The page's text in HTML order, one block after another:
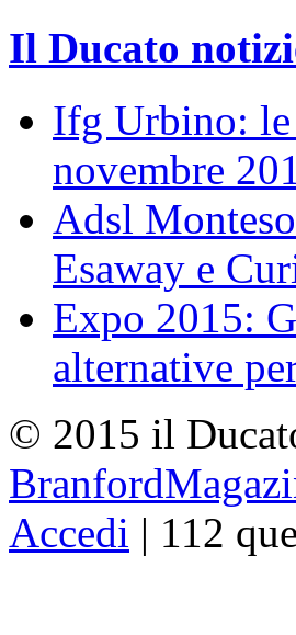
Il Ducato
Ifg Urbino: le
novembre
Adsl
Esaway e
Expo 2015:
alternative
© 2015 il
Accedi | 112